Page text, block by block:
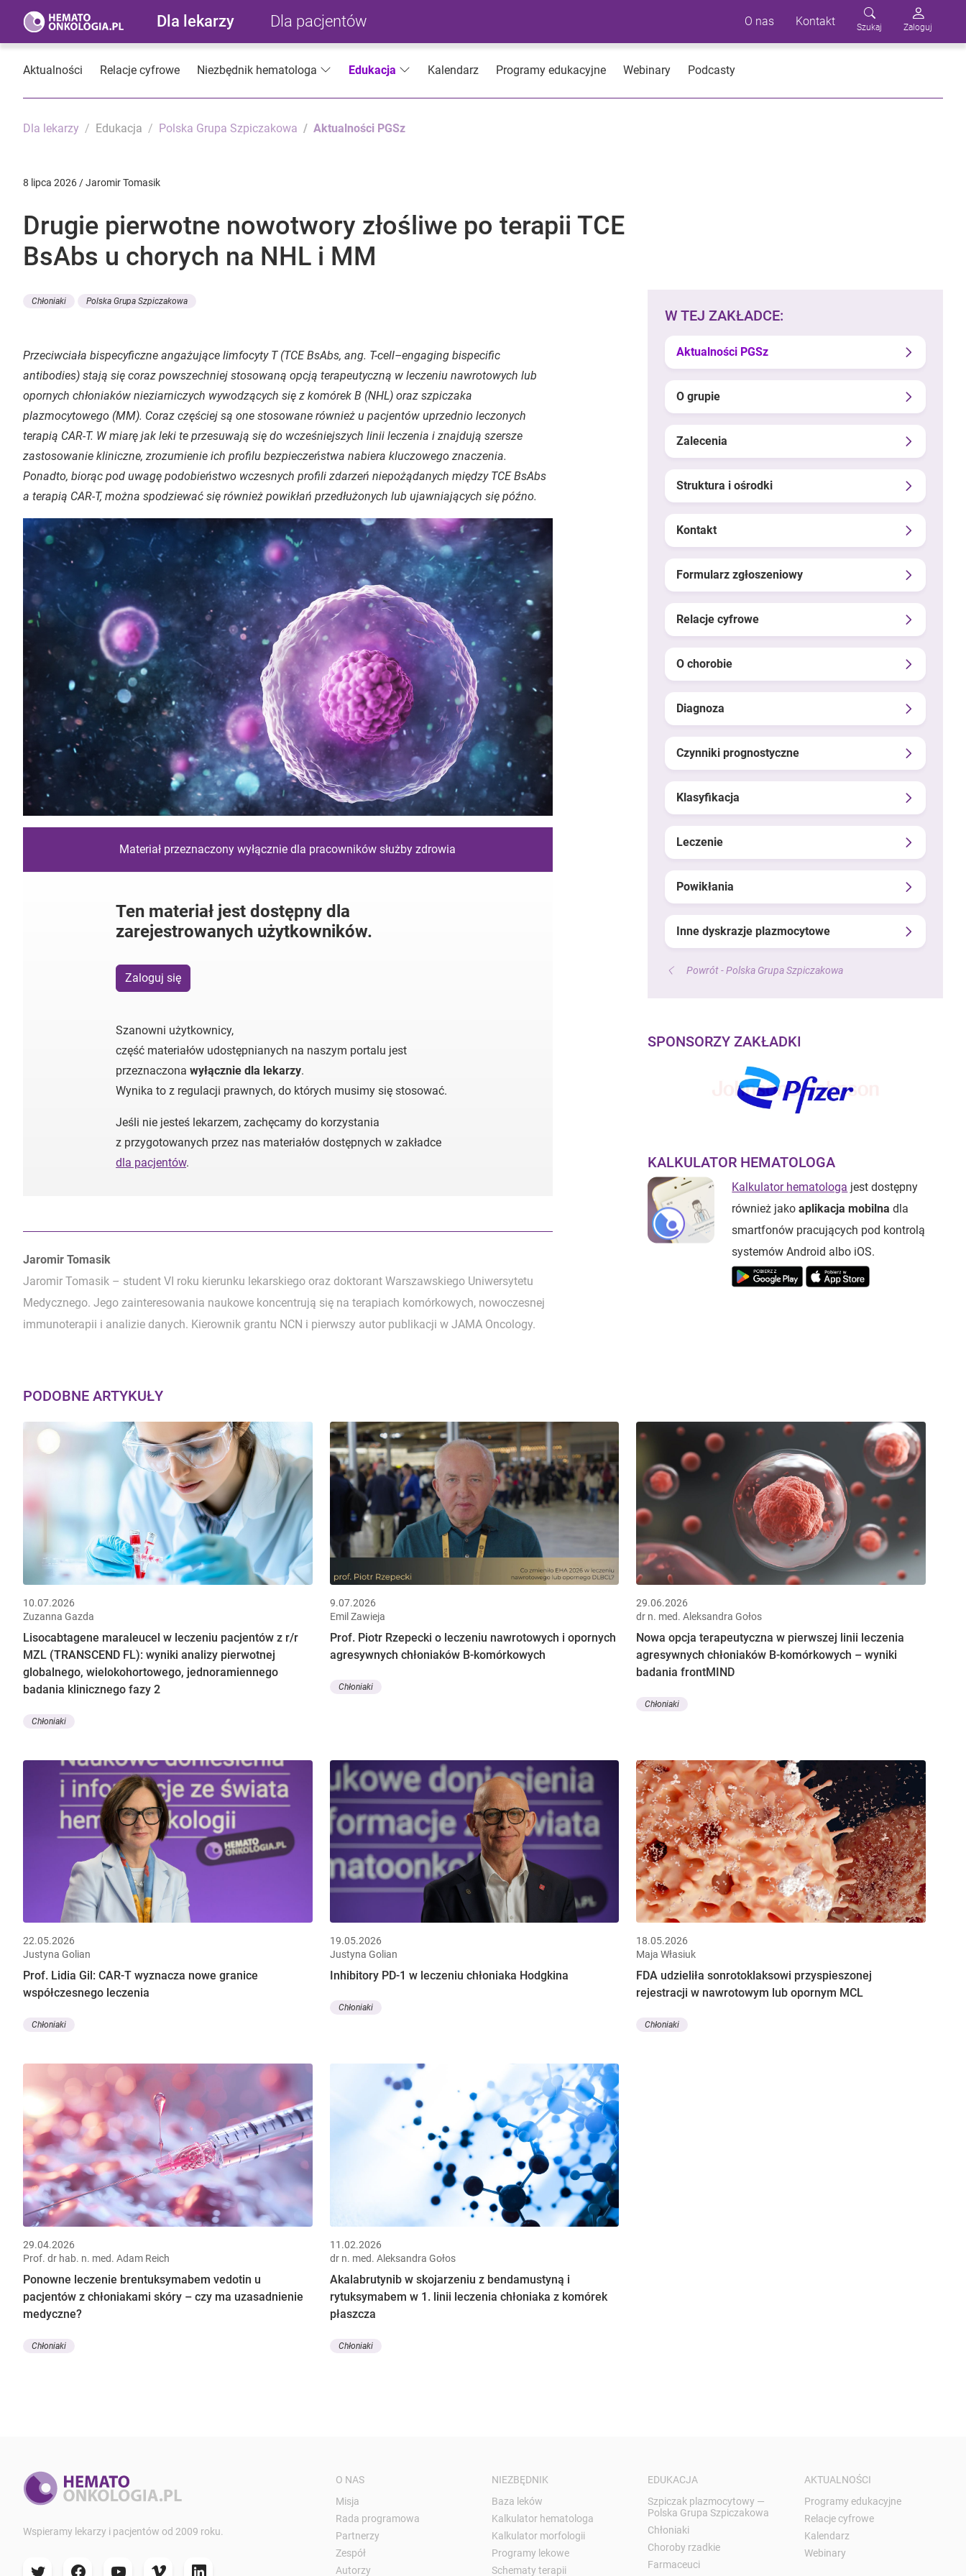
Dla lekarzy Dla pacjentów O nas Kontakt Szukaj Zaloguj
Aktualności Relacje cyfrowe Niezbędnik hematologa Edukacja Kalendarz Programy edukacyjne Webinary Podcasty
Dla lekarzy Edukacja Polska Grupa Szpiczakowa Aktualności PGSz
8 lipca 2026 / Jaromir Tomasik
Drugie pierwotne nowotwory złośliwe po terapii TCE
BsAbs u chorych na NHL i MM
Chłoniaki Polska Grupa Szpiczakowa
Przeciwciała bispecyficzne angażujące limfocyty T (TCE BsAbs, ang. T-cell–engaging bispecific
antibodies) stają się coraz powszechniej stosowaną opcją terapeutyczną w leczeniu nawrotowych lub
opornych chłoniaków nieziarniczych wywodzących się z komórek B (NHL) oraz szpiczaka
plazmocytowego (MM). Coraz częściej są one stosowane również u pacjentów uprzednio leczonych
terapią CAR-T. W miarę jak leki te przesuwają się do wcześniejszych linii leczenia i znajdują szersze
zastosowanie kliniczne, zrozumienie ich profilu bezpieczeństwa nabiera kluczowego znaczenia.
Ponadto, biorąc pod uwagę podobieństwo wczesnych profili zdarzeń niepożądanych między TCE BsAbs
a terapią CAR-T, można spodziewać się również powikłań przedłużonych lub ujawniających się późno.
Materiał przeznaczony wyłącznie dla pracowników służby zdrowia
Ten materiał jest dostępny dla
zarejestrowanych użytkowników.
Zaloguj się
Szanowni użytkownicy,
część materiałów udostępnianych na naszym portalu jest
przeznaczona wyłącznie dla lekarzy.
Wynika to z regulacji prawnych, do których musimy się stosować.
Jeśli nie jesteś lekarzem, zachęcamy do korzystania
z przygotowanych przez nas materiałów dostępnych w zakładce
dla pacjentów.
Autorzy:
Jaromir Tomasik
Jaromir Tomasik – student VI roku kierunku lekarskiego oraz doktorant Warszawskiego Uniwersytetu
Medycznego. Jego zainteresowania naukowe koncentrują się na terapiach komórkowych, nowoczesnej
immunoterapii i analizie danych. Kierownik grantu NCN i pierwszy autor publikacji w JAMA Oncology.
W TEJ ZAKŁADCE:
Aktualności PGSz
O grupie
Zalecenia
Struktura i ośrodki
Kontakt
Formularz zgłoszeniowy
Relacje cyfrowe
O chorobie
Diagnoza
Czynniki prognostyczne
Klasyfikacja
Leczenie
Powikłania
Inne dyskrazje plazmocytowe
Powrót - Polska Grupa Szpiczakowa
SPONSORZY ZAKŁADKI
KALKULATOR HEMATOLOGA
Kalkulator hematologa jest dostępny
również jakoaplikacja mobilna dla
smartfonów pracujących pod kontrolą
systemów Android albo iOS.
PODOBNE ARTYKUŁY
10.07.2026
Zuzanna Gazda
Lisocabtagene maraleucel w leczeniu pacjentów z r/r
MZL (TRANSCEND FL): wyniki analizy pierwotnej
globalnego, wielokohortowego, jednoramiennego
badania klinicznego fazy 2
Chłoniaki
9.07.2026
Emil Zawieja
Prof. Piotr Rzepecki o leczeniu nawrotowych i opornych
agresywnych chłoniaków B-komórkowych
Chłoniaki
29.06.2026
dr n. med. Aleksandra Gołos
Nowa opcja terapeutyczna w pierwszej linii leczenia
agresywnych chłoniaków B-komórkowych – wyniki
badania frontMIND
Chłoniaki
22.05.2026
Justyna Golian
Prof. Lidia Gil: CAR-T wyznacza nowe granice
współczesnego leczenia
Chłoniaki
19.05.2026
Justyna Golian
Inhibitory PD-1 w leczeniu chłoniaka Hodgkina
Chłoniaki
18.05.2026
Maja Własiuk
FDA udzieliła sonrotoklaksowi przyspieszonej
rejestracji w nawrotowym lub opornym MCL
Chłoniaki
29.04.2026
Prof. dr hab. n. med. Adam Reich
Ponowne leczenie brentuksymabem vedotin u
pacjentów z chłoniakami skóry – czy ma uzasadnienie
medyczne?
Chłoniaki
11.02.2026
dr n. med. Aleksandra Gołos
Akalabrutynib w skojarzeniu z bendamustyną i
rytuksymabem w 1. linii leczenia chłoniaka z komórek
płaszcza
Chłoniaki
Wspieramy lekarzy i pacjentów od 2009 roku.
O NAS
Misja
Rada programowa
Partnerzy
Zespół
Autorzy
NIEZBĘDNIK
Baza leków
Kalkulator hematologa
Kalkulator morfologii
Programy lekowe
Schematy terapii
EDUKACJA
Szpiczak plazmocytowy —
Polska Grupa Szpiczakowa
Chłoniaki
Choroby rzadkie
Farmaceuci
AKTUALNOŚCI
Programy edukacyjne
Relacje cyfrowe
Kalendarz
Webinary